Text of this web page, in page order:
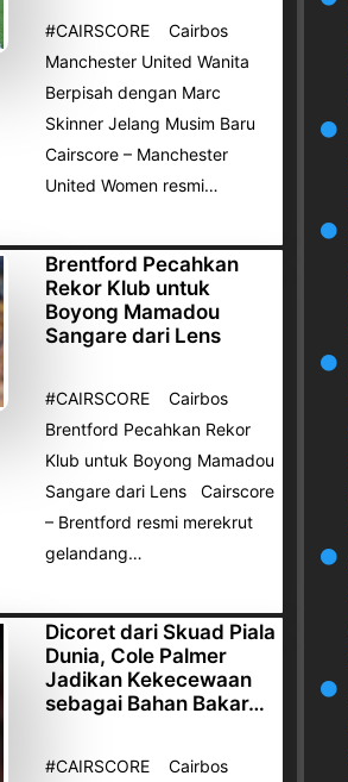
#CAIRSCORE Cairbos
Manchester United Wanita
Berpisah dengan Marc
Skinner Jelang Musim Baru
Cairscore – Manchester
United Women resmi…
Brentford Pecahkan
Rekor Klub untuk
Boyong Mamadou
Sangare dari Lens
#CAIRSCORE Cairbos
Brentford Pecahkan Rekor
Klub untuk Boyong Mamadou
Sangare dari Lens Cairscore
– Brentford resmi merekrut
gelandang…
Dicoret dari Skuad Piala
Dunia, Cole Palmer
Jadikan Kekecewaan
sebagai Bahan Bakar…
#CAIRSCORE Cairbos